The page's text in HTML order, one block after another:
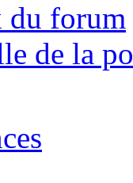
du forum
de la